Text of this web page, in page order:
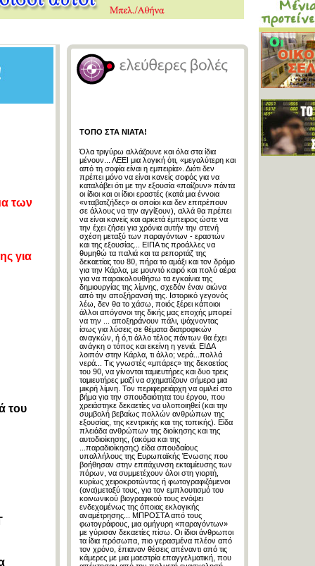
των
για
του
ΤΟΠΟ ΣΤΑ ΝΙΑΤΑ!
Όλα τριγύρω αλλάζουνε και όλα στα ίδια
μένουν... ΛΕΕΙ μια λογική ότι, «μεγαλύτερη και
από τη σοφία είναι η εμπειρία». Διότι δεν
πρέπει μόνο να είναι κανείς σοφός για να
καταλάβει ότι με την εξουσία «παίζουν» πάντα
οι ίδιοι και οι ίδιοι εραστές (κατά μια έννοια
«νταβατζήδες» οι οποίοι και δεν επιτρέπουν
σε άλλους να την αγγίξουν), αλλά θα πρέπει
να είναι κανείς και αρκετά έμπειρος ώστε να
την έχει ζήσει για χρόνια αυτήν την στενή
σχέση μεταξύ των παραγόντων - εραστών
και της εξουσίας... ΕΙΠΑ τις προάλλες να
θυμηθώ τα παλιά και τα ρεπορτάζ της
δεκαετίας του 80, πήρα το αμάξι και τον δρόμο
για την Κάρλα, με μουντό καιρό και πολύ αέρα
για να παρακολουθήσω τα εγκαίνια της
δημιουργίας της λίμνης, σχεδόν έναν αιώνα
από την αποξήρανσή της. Ιστορικό γεγονός
λέω, δεν θα το χάσω, ποιός ξέρει κάποιοι
άλλοι απόγονοι της δικής μας εποχής μπορεί
να την ... αποξηράνουν πάλι, ψάχνοντας
ίσως για λύσεις σε θέματα διατροφικών
αναγκών, ή ό,τι άλλο τέλος πάντων θα έχει
ανάγκη ο τόπος και εκείνη η γενιά. ΕΙΔΑ
λοιπόν στην Κάρλα, τι άλλο; νερά...πολλά
νερά... Τις γνωστές «μπάρες» της δεκαετίας
του 90, να γίνονται ταμιευτήρες και δυο τρεις
ταμιευτήρες μαζί να σχηματίζουν σήμερα μια
μικρή λίμνη. Τον περιφερειάρχη να ομιλεί στο
βήμα για την σπουδαιότητα του έργου, που
χρειάστηκε δεκαετίες να υλοποιηθεί (και την
συμβολή βεβαίως πολλών ανθρώπων της
εξουσίας, της κεντρικής και της τοπικής). Είδα
πλειάδα ανθρώπων της διοίκησης και της
αυτοδιοίκησης, (ακόμα και της
...παραδιοίκησης) είδα σπουδαίους
υπαλλήλους της Ευρωπαϊκής Ένωσης που
βοήθησαν στην επιτάχυνση εκταμίευσης των
πόρων, να συμμετέχουν όλοι στη γιορτή,
κυρίως χειροκροτώντας ή φωτογραφιζόμενοι
(ανα)μεταξύ τους, για τον εμπλουτισμό του
κοινωνικού βιογραφικού τους ενόψει
ενδεχομένως της όποιας εκλογικής
αναμέτρησης... ΜΠΡΟΣΤΑ από τους
φωτογράφους, μια ομήγυρη «παραγόντων»
με γύρισαν δεκαετίες πίσω. Οι ίδιοι άνθρωποι
τα ίδια πρόσωπα, πιο γερασμένα πλέον από
τον χρόνο, έπιαναν θέσεις απέναντι από τις
κάμερες με μια μαεστρία επαγγελματική, που